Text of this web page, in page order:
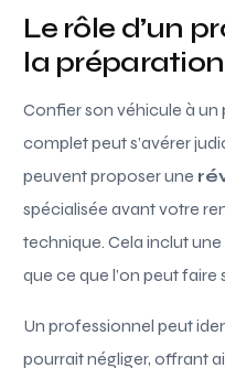
Le rôle d’un
la préparation
Confier son véhicule à
complet peut s’avérer
peuvent proposer une
spécialisée avant votre
technique. Cela inclut
que ce que l’on peut faire
Un professionnel peut
pourrait négliger, offrant